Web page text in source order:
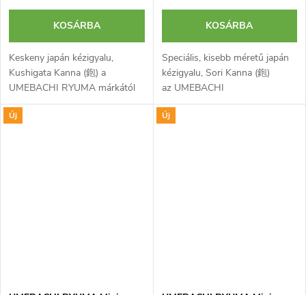
KOSÁRBA
Keskeny japán kézigyalu,
Kushigata Kanna (鉋) a
UMEBACHI RYUMA márkától
hornyokhoz és barázdák
belsejének kiegyenlítéséhez.
KOSÁRBA
Speciális, kisebb méretű japán
kézigyalu, Sori Kanna (鉋)
az UMEBACHI
RYUMA márkától ívelt
gyalutesttel és egyenes
Új Új